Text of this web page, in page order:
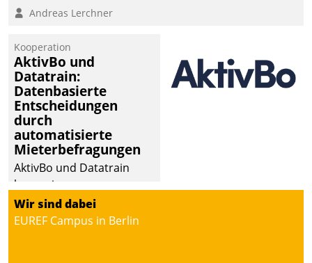
Andreas Lerchner
Kooperation
AktivBo und
Datatrain:
Datenbasierte
Entscheidungen
durch
automatisierte
Mieterbefragungen
AktivBo und Datatrain
kooperieren –
Immobilienunternehmen
profitieren: Die nahtlose
Wir sind dabei
EUREF Campus in Berlin